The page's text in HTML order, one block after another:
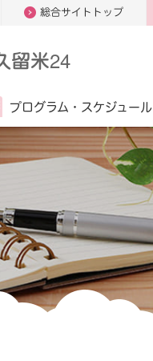
総合サイトトップ
留米24
プログラム・ スケジュール